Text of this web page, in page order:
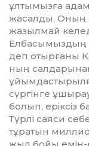
ұлтымызға
жасалды. Оның
жазылмай
Елбасымыздың
деп отырғаны
ның
сүргінге
болып, еріксіз
Түрлі саяси
тұратын